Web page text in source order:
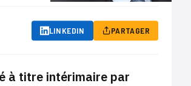
LINKEDIN PARTAGER
à titre intérimaire par